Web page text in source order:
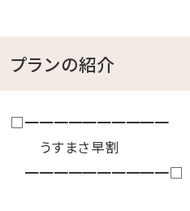
プランの紹介
□━━━━━━━━━━
うすまさ早割
━━━━━━━━━━□